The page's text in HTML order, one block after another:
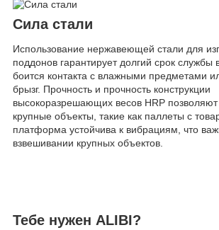
Сила стали
Использование нержавеющей стали для
поддонов гарантирует долгий срок службы
боится контакта с влажными предметами
брызг. Прочность и прочность конструкции
высокоразрешающих весов HRP позволяют
крупные объекты, такие как паллеты с
платформа устойчива к вибрациям, что
взвешивании крупных объектов.
Тебе нужен ALIBI?